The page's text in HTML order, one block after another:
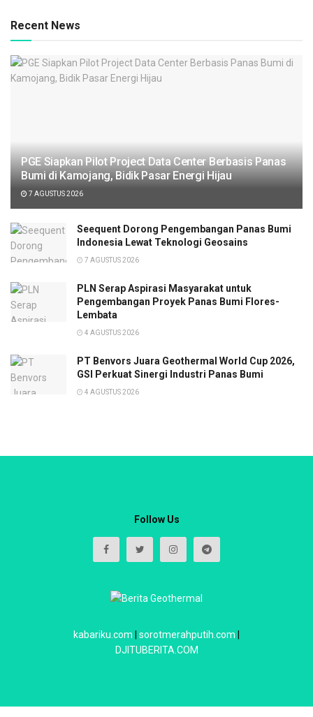
Recent News
PGE Siapkan Pilot Project Data Center Berbasis Panas
Bumi di Kamojang, Bidik Pasar Energi Hijau
7 AGUSTUS 2026
Seequent Dorong Pengembangan Panas Bumi
Indonesia Lewat Teknologi Geosains
7 AGUSTUS 2026
PLN Serap Aspirasi Masyarakat untuk
Pengembangan Proyek Panas Bumi Flores-
Lembata
4 AGUSTUS 2026
PT Benvors Juara Geothermal World Cup 2026,
GSI Perkuat Sinergi Industri Panas Bumi
4 AGUSTUS 2026
Follow Us
kabariku.com sorotmerahputih.com
DJITUBERITA.COM